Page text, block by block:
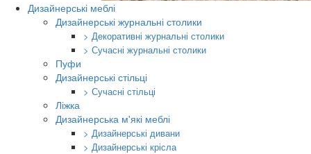
Дизайнерські меблі
Дизайнерські журнальні столики
> Декоративні журнальні столики
> Сучасні журнальні столики
Пуфи
Дизайнерські стільці
> Сучасні стільці
Ліжка
Дизайнерська м'які меблі
> Дизайнерські дивани
> Дизайнерські крісла